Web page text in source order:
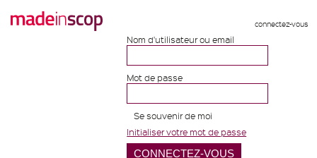
connectez-vous
Nom d'utilisateur ou email
Mot de passe
Se souvenir de moi
Initialiser votre mot de passe